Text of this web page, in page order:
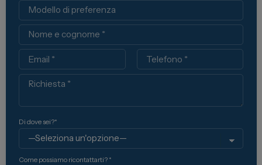
Modello
Nome
Email Telefono
Richiesta
Di dove sei?*
Come possiamo ricontattarti? *